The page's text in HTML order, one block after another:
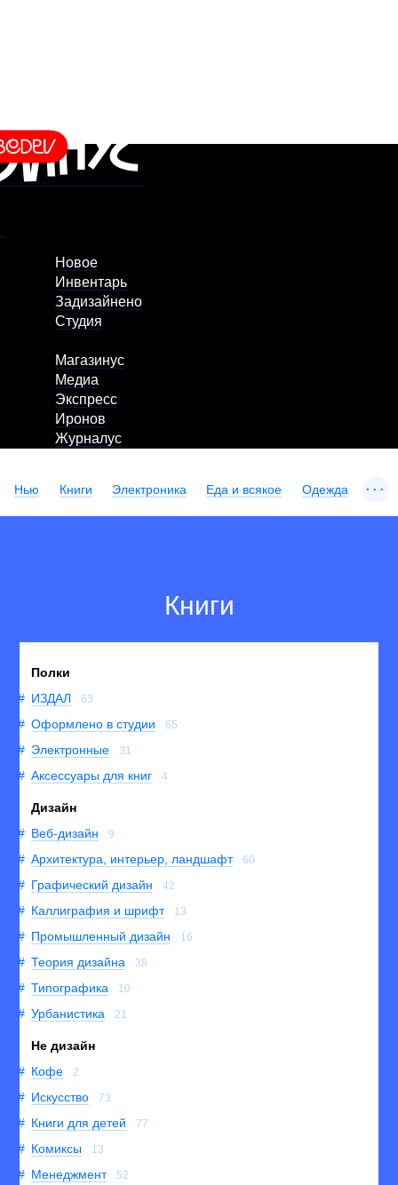
Новое
Инвентарь
Задизайнено
Студия
Магазинус
Медиа
Экспресс
Иронов
Журналус
Нью Книги Электроника Еда и всякое Одежда ...
Книги
Полки
ИЗДАЛ
63
Оформлено в студии 65
Электронные 31
Аксессуары для книг 4
Дизайн
Веб-дизайн
9
Архитектура, интерьер, ландшафт 60
Графический дизайн 42
Каллиграфия и шрифт 13
Промышленный дизайн 16
Теория дизайна 38
Типографика 10
Урбанистика 21
Не дизайн
Кофе
2
Искусство 73
Книги для детей 77
Комиксы 13
Менеджмент 52